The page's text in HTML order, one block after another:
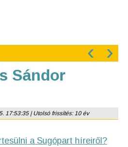
‹ ›
Sándor
17:53:35 | Utolsó frissítés: 10 év
a Sugópart híreiről?